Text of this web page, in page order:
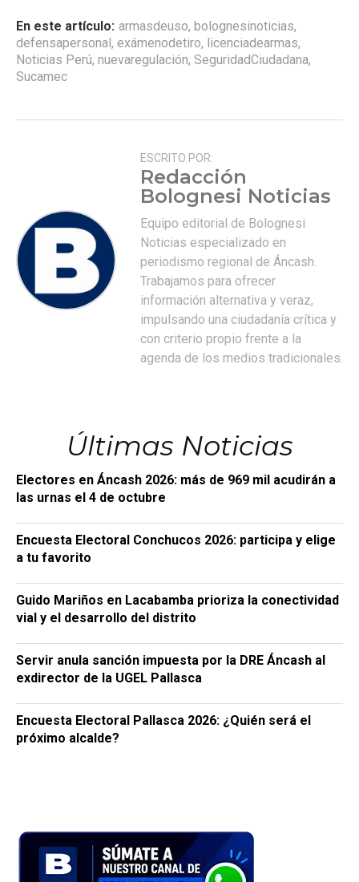
En este artículo: armasdeuso, bolognesinoticias,
defensapersonal, exámenodetiro, licenciadearmas,
Noticias Perú, nuevaregulación, SeguridadCiudadana,
Sucamec
ESCRITO POR:
Redacción
Bolognesi Noticias
Equipo editorial de Bolognesi
Noticias especializado en
periodismo regional de Áncash.
Trabajamos para ofrecer
información alternativa y veraz,
impulsando una ciudadanía crítica y
con criterio propio frente a la
agenda de los medios tradicionales.
Últimas Noticias
Electores en Áncash 2026: más de 969 mil acudirán a
las urnas el 4 de octubre
Encuesta Electoral Conchucos 2026: participa y elige
a tu favorito
Guido Mariños en Lacabamba prioriza la conectividad
vial y el desarrollo del distrito
Servir anula sanción impuesta por la DRE Áncash al
exdirector de la UGEL Pallasca
Encuesta Electoral Pallasca 2026: ¿Quién será el
próximo alcalde?